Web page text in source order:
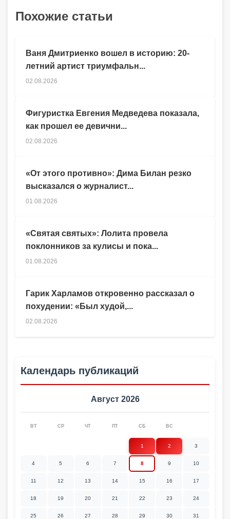
Похожие статьи
Гарик Харламов откровенно рассказал о
похудении: «Был худой,...
02.08.2026
Ваня Дмитриенко вошел в историю: 20-
летний артист триумфальн...
02.08.2026
Фигуристка Евгения Медведева показала,
как прошел ее девични...
02.08.2026
«От этого противно»: Дима Билан резко
высказался о журналист...
01.08.2026
«Святая святых»: Лолита провела
поклонников за кулисы и пока...
01.08.2026
Календарь публикаций
Август 2026
ВТ СР ЧТ ПТ СБ ВС
1 2 3
4 5 6 7 8 9 10
11 12 13 14 15 16 17
18 19 20 21 22 23 24
25 26 27 28 29 30 31